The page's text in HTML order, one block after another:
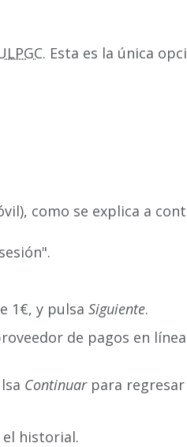
. Esta es la única
como se explica a
1€, y pulsa Siguiente.
de pagos en línea
Continuarpara
historial.